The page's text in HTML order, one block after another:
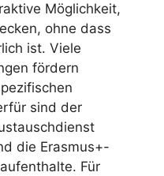
Möglichkeit,
ohne dass
ist. Viele
fördern
sind der
die Erasmus+-
Für